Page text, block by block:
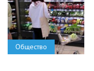
Общество